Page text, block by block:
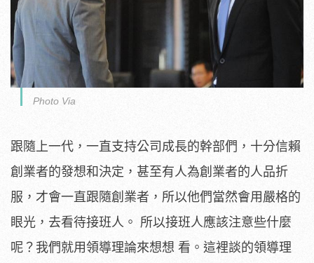
Photo Via
跟隨上一代，一直支持公司成長的幹部們，十分信賴
創業者的發想和決定，甚至有人為創業者的人品折
服，才會一直跟隨創業者，所以他們當然會用嚴格的
眼光，去看待接班人。 所以接班人應該注意些什麼
呢？我們就用領導理論來想想 看。這裡談的領導理